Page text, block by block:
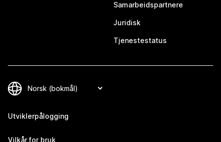
Samarbeidspartnere
Juridisk
Tjenestestatus
Utviklerpålogging
Vilkår for bruk